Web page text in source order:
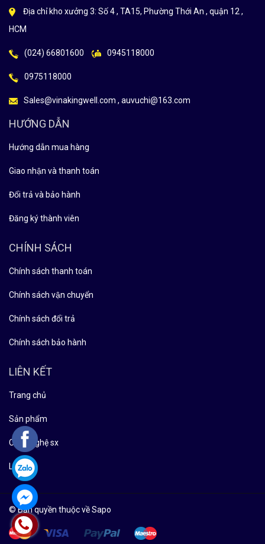
Địa chỉ kho xưởng 3: Số 4 , TA15, Phường Thới An , quận 12 ,
HCM
(024) 66801600 0945118000
0975118000
Sales@vinakingwell.com , auvuchi@163.com
HƯỚNG DẪN
Hướng dẫn mua hàng
Giao nhận và thanh toán
Đổi trả và bảo hành
Đăng ký thành viên
CHÍNH SÁCH
Chính sách thanh toán
Chính sách vận chuyển
Chính sách đổi trả
Chính sách bảo hành
LIÊN KẾT
Trang chủ
Sản phẩm
Công nghệ sx
Liên hệ
© Bản quyền thuộc về Sapo